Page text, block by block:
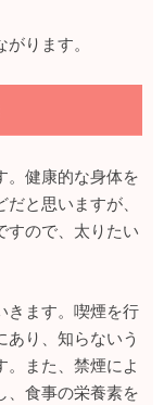
ります。
。健康的な身体を
と思いますが、
すので、太りたい
きます。喫煙を行
り、知らないう
。また、禁煙によ
、食事の栄養素を